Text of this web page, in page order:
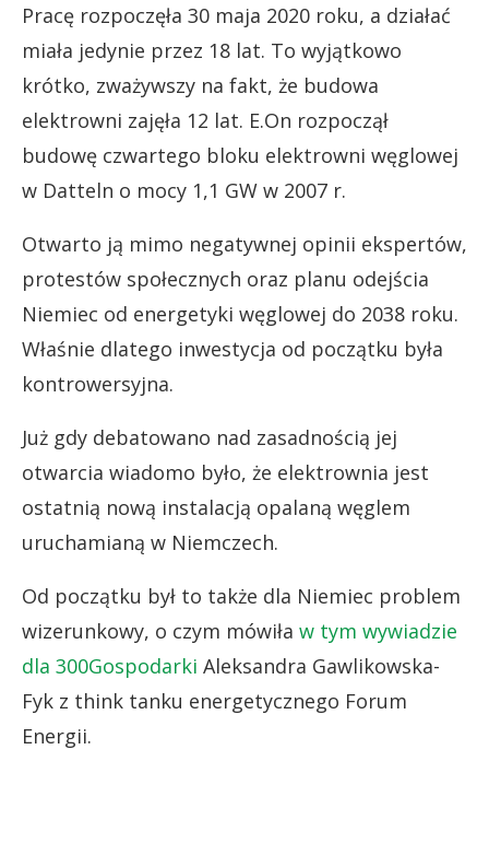
Pracę rozpoczęła 30 maja 2020 roku, a działać
miała jedynie przez 18 lat. To wyjątkowo
krótko, zważywszy na fakt, że budowa
elektrowni zajęła 12 lat. E.On rozpoczął
budowę czwartego bloku elektrowni węglowej
w Datteln o mocy 1,1 GW w 2007 r.
Otwarto ją mimo negatywnej opinii ekspertów,
protestów społecznych oraz planu odejścia
Niemiec od energetyki węglowej do 2038 roku.
Właśnie dlatego inwestycja od początku była
kontrowersyjna.
Już gdy debatowano nad zasadnością jej
otwarcia wiadomo było, że elektrownia jest
ostatnią nową instalacją opalaną węglem
uruchamianą w Niemczech.
Od początku był to także dla Niemiec problem
wizerunkowy, o czym mówiła w tym wywiadzie
dla 300Gospodarki Aleksandra Gawlikowska-
Fyk z think tanku energetycznego Forum
Energii.